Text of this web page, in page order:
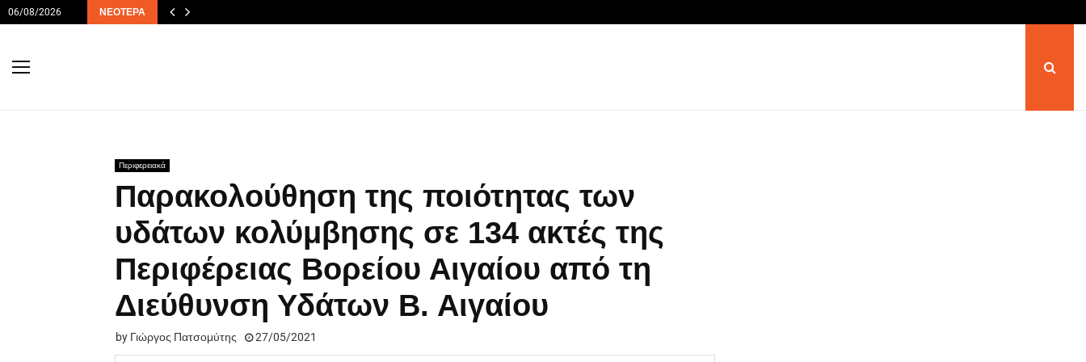
06/08/2026 ΝΕΌΤΕΡΑ
Περιφερειακά
Παρακολούθηση της ποιότητας των
υδάτων κολύμβησης σε 134 ακτές της
Περιφέρειας Βορείου Αιγαίου από τη
Διεύθυνση Υδάτων Β. Αιγαίου
by Γιώργος Πατσομύτης 27/05/2021